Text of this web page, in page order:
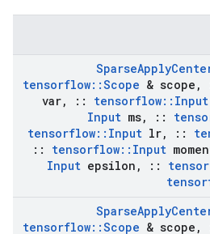
SparseApply
tensorflow::Scope & scope ,
var, :: tensorflow:: Input
Input ms, ::
tensorflow:: Input lr, ::
::
tensorflow:: Input
Input epsilon , ::
SparseApply
tensorflow::Scope & scope ,